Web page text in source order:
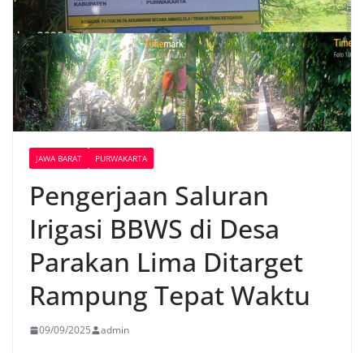
JAWA BARAT PURWAKARTA
Pengerjaan Saluran
Irigasi BBWS di Desa
Parakan Lima Ditarget
Rampung Tepat Waktu
09/09/2025 admin